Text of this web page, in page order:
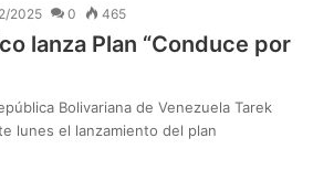
2025 0 465
lanza Plan “Conduce por
Bolivariana de Venezuela Tarek
lunes el lanzamiento del plan